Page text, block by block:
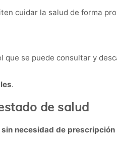
cuidar la salud de forma
que se puede consultar y
.
de salud
sin necesidad de prescripción